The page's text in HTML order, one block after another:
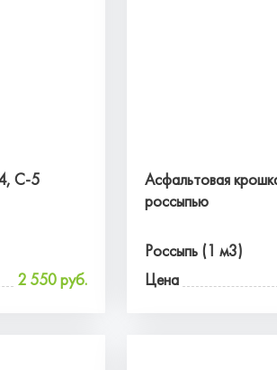
С-5
2 550 руб.
Асфальтовая
россыпью
Россыпь (1 м3)
Цена